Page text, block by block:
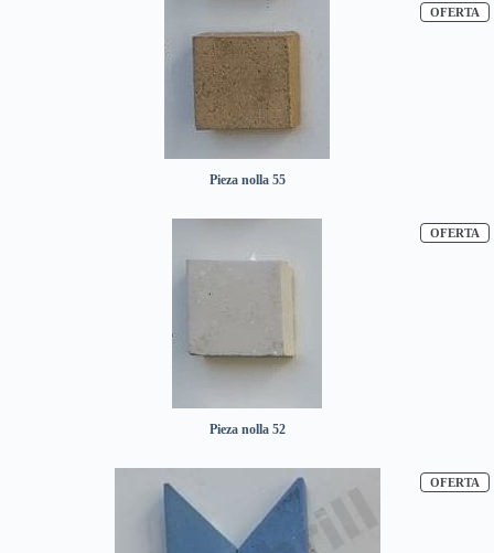
OFERTA
Pieza nolla 55
OFERTA
Pieza nolla 52
OFERTA